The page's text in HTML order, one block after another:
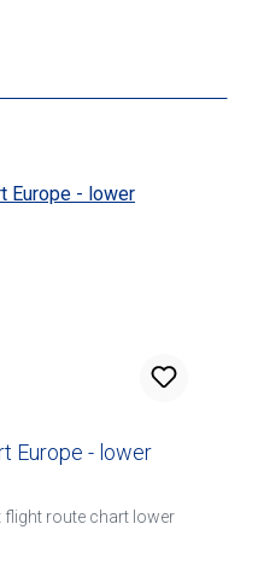
Europe - lower
flight route chart lower